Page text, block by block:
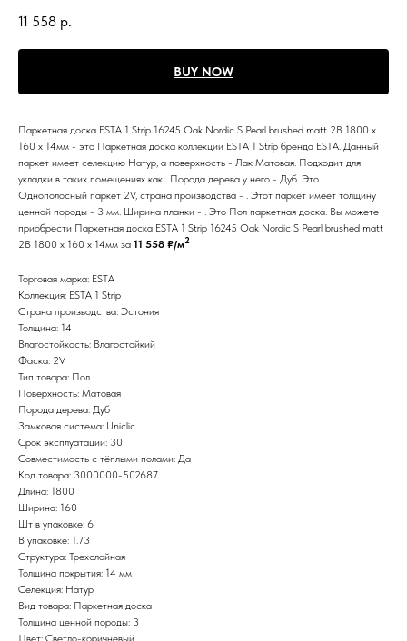
11 558 р.
BUY NOW
Паркетная доска ESTA 1 Strip 16245 Oak Nordic S Pearl brushed matt 2B 1800 x
160 x 14мм - это Паркетная доска коллекции ESTA 1 Strip бренда ESTA. Данный
паркет имеет селекцию Натур, а поверхность - Лак Матовая. Подходит для
укладки в таких помещениях как . Порода дерева у него - Дуб. Это
Однополосный паркет 2V, страна производства - . Этот паркет имеет толщину
ценной породы - 3 мм. Ширина планки - . Это Пол паркетная доска. Вы можете
приобрести Паркетная доска ESTA 1 Strip 16245 Oak Nordic S Pearl brushed matt
2B 1800 x 160 x 14мм за 11 558 ₽/м2
Торговая марка: ESTA
Коллекция: ESTA 1 Strip
Страна производства: Эстония
Толщина: 14
Влагостойкость: Влагостойкий
Фаска: 2V
Тип товара: Пол
Поверхность: Матовая
Порода дерева: Дуб
Замковая система: Uniclic
Срок эксплуатации: 30
Совместимость с тёплыми полами: Да
Код товара: 3000000-502687
Длина: 1800
Ширина: 160
Шт в упаковке: 6
В упаковке: 1.73
Структура: Трехслойная
Толщина покрытия: 14 мм
Селекция: Натур
Вид товара: Паркетная доска
Толщина ценной породы: 3
Цвет: Светло-коричневый